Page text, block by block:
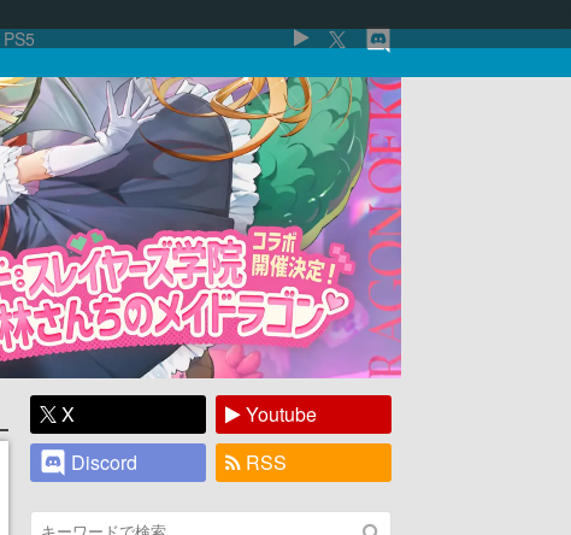
PS5
X
Youtube
Discord
RSS